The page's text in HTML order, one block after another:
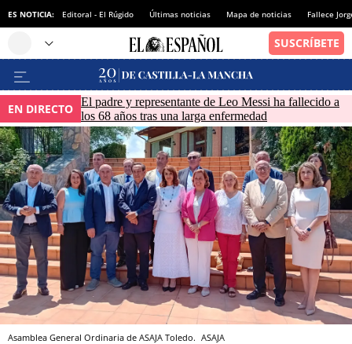
ES NOTICIA: Editoral - El Rúgido Últimas noticias Mapa de noticias Fallece
EN DIRECTO El padre y representante de Leo Messi ha fallecido a
los 68 años tras una larga enfermedad
Asamblea General Ordinaria de ASAJA Toledo. ASAJA